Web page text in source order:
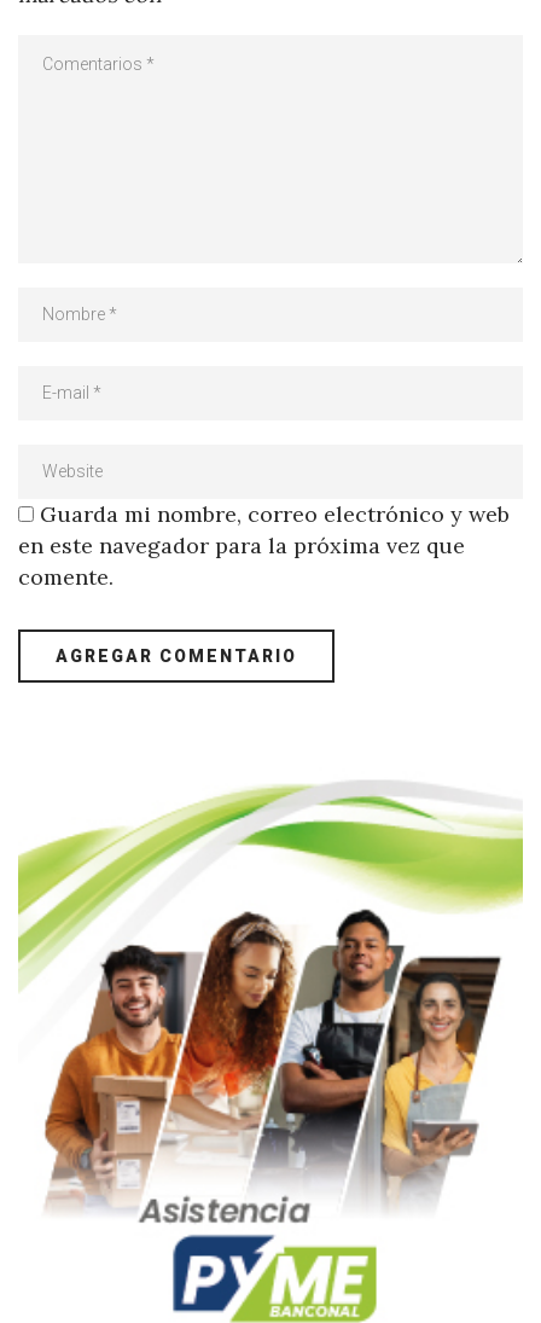
Guarda mi nombre, correo electrónico y web
en este navegador para la próxima vez que
comente.